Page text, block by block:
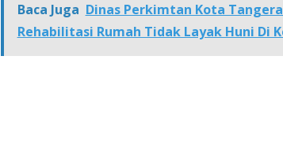
Baca Juga Dinas Perkimtan Kota
Rehabilitasi Rumah Tidak Layak Huni Di